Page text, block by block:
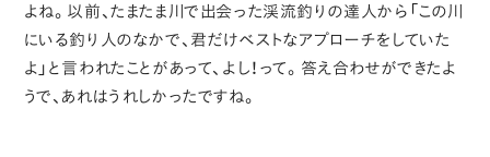
よね。以前、たまたま川で出会った渓流釣りの達人から「この川
にいる釣り人のなかで、君だけベストなアプローチをしていた
よ」と言われたことがあって、よし！って。答え合わせができたよ
うで、あれはうれしかったですね。